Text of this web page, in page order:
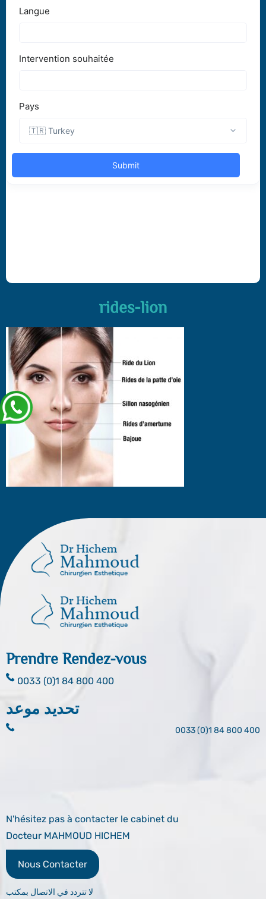
rides-lion
Prendre Rendez-vous
0033 (0)1 84 800 400
تحديد موعد
0033 (0)1 84 800 400
N'hésitez pas à contacter le cabinet du
Docteur MAHMOUD HICHEM
Nous Contacter
لا تتردد في الاتصال بمكتب